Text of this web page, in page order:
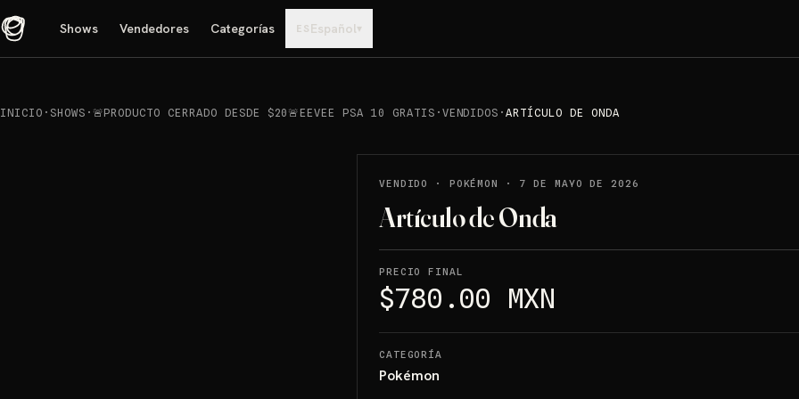
Shows Vendedores Categorías ES Español▾
INICIO · SHOWS · 🚨PRODUCTO CERRADO DESDE $20🚨EEVEE PSA 10 GRATIS · VENDIDOS ·ARTÍCULO DE ONDA
VENDIDO · POKÉMON · 7 DE MAYO DE 2026
Artículo de Onda
PRECIO FINAL
$780.00 MXN
CATEGORÍA
Pokémon